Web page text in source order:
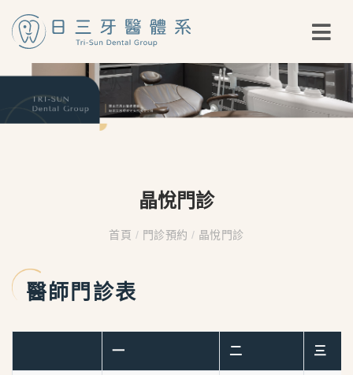
晶悅門診
首頁 / 門診預約 / 晶悅門診
醫師門診表
一 二 三